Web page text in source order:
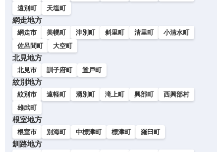
遠別町
天塩町
網走地方
網走市 美幌町 津別町 斜里町 清里町
小清水町
佐呂間町
大空町
北見地方
北見市 訓子府町 置戸町
紋別地方
紋別市 遠軽町 湧別町 滝上町 興部町
西興部村
雄武町
根室地方
根室市 別海町 中標津町 標津町 羅臼町
釧路地方